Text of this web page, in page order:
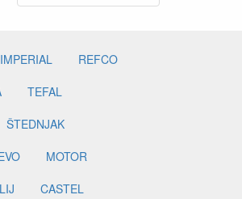
IMPERIAL
REFCO
TEFAL
ŠTEDNJAK
MOTOR
CASTEL